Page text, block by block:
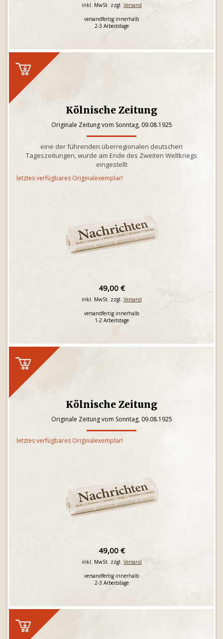
inkl. MwSt. zzgl. Versand
versandfertig innerhalb
2-3 Arbeitstage
Kölnische Zeitung
Originale Zeitung vom Sonntag, 09.08.1925
eine der führenden überregionalen deutschen
Tageszeitungen, wurde am Ende des Zweiten Weltkriegs
eingestellt
letztes verfügbares Originalexemplar!
49,00 €
inkl. MwSt. zzgl. Versand
versandfertig innerhalb
1-2 Arbeitstage
Kölnische Zeitung
Originale Zeitung vom Sonntag, 09.08.1925
letztes verfügbares Originalexemplar!
49,00 €
inkl. MwSt. zzgl. Versand
versandfertig innerhalb
2-3 Arbeitstage